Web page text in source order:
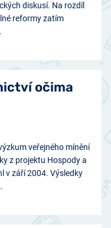
diskusí. Na rozdíl
reformy zatím
očima
veřejného mínění
z projektu Hospody a
v září 2004. Výsledky